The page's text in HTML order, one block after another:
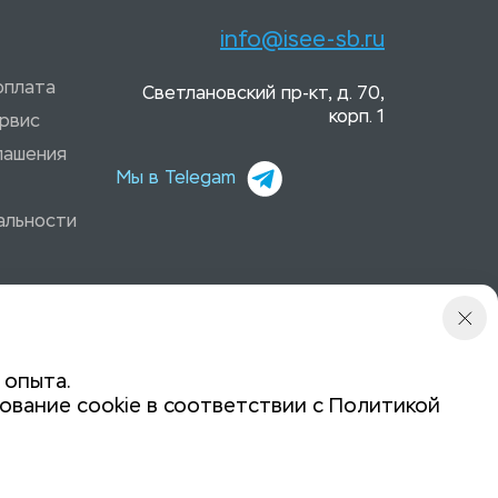
info@isee-sb.ru
Светлановский пр-кт, д. 70,
корп. 1
Мы в Telegam
cookie в соответствии с Политикой